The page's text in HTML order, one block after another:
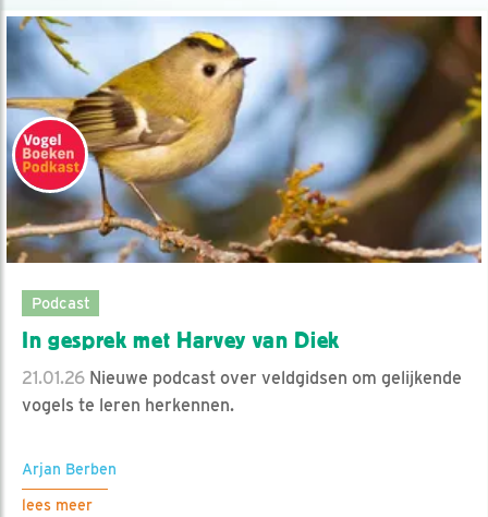
Podcast
In gesprek met Harvey van Diek
21.01.26 Nieuwe podcast over veldgidsen om gelijkende
vogels te leren herkennen.
Arjan Berben
lees meer